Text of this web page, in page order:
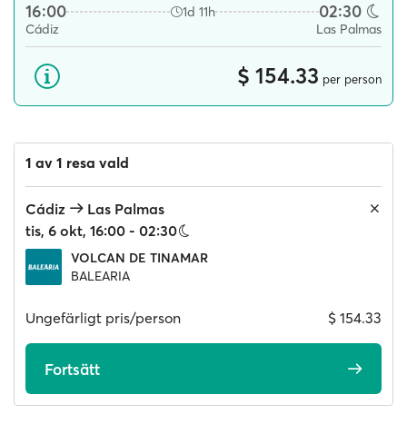
16:00 1d 11h 02:30
Cádiz Las Palmas
$ 154.33 per person
1 av 1 resa vald
Cádiz
Las Palmas
tis, 6 okt, 16:00 - 02:30
VOLCAN DE TINAMAR
BALEARIA
Ungefärligt pris/person $ 154.33
Fortsätt